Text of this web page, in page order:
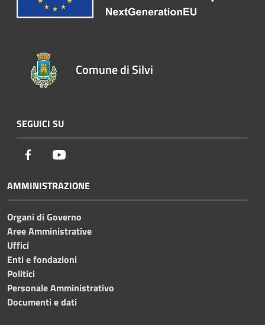
Comune di Silvi
SEGUICI SU
Facebook
AMMINISTRAZIONE
Organi di Governo
Aree Amministrative
Uffici
Enti e fondazioni
Politici
Personale Amministrativo
Documenti e dati